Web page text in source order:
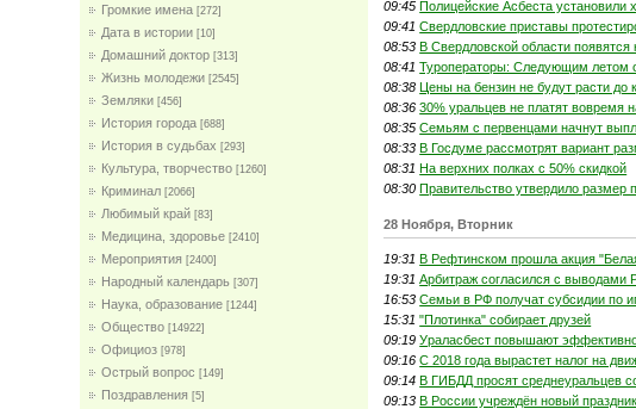
Громкие имена [272]
Дата в истории [10]
Домашний доктор [313]
Жизнь молодежи [2545]
Земляки [456]
История города [688]
История в судьбах [293]
Культура, творчество [1260]
Криминал [2066]
Любимый край [83]
Медицина, здоровье [2410]
Мероприятия [2400]
Народный календарь [307]
Наука, образование [1244]
Общество [14922]
Официоз [978]
Острый вопрос [149]
Поздравления [5]
09:45 Полицейские Асбеста установили
09:41 Свердловские приставы
08:53 В Свердловской области
08:41 Туроператоры: Следующим летом
08:38 Цены на бензин не будут расти до
08:36 30% уральцев не платят вовремя
08:35 Семьям с первенцами начнут
08:33 В Госдуме рассмотрят вариант
08:31 На верхних полках с 50% скидкой
08:30 Правительство утвердило размер
28 Ноября, Вторник
19:31 В Рефтинском прошла акция
19:31 Арбитраж согласился с выводами
16:53 Семьи в РФ получат субсидии по
15:31 "Плотинка" собирает друзей
09:19 Ураласбест повышают
09:16 С 2018 года вырастет налог на
09:14 В ГИБДД просят среднеуральцев
09:13 В России учреждён новый праздник